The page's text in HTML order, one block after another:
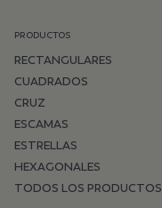
PRODUCTOS
RECTANGULARES
CUADRADOS
CRUZ
ESCAMAS
ESTRELLAS
HEXAGONALES
TODOS LOS PRODUCTOS